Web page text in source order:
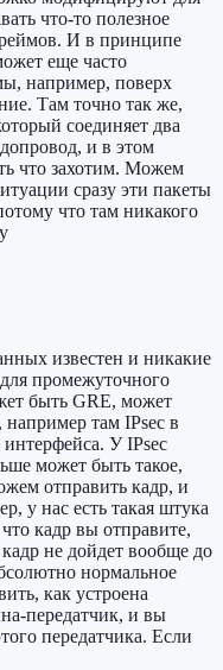
что-то полезное
И в принципе
еще часто
например, поверх
Там точно так же,
соединяет два
и в этом
что захотим. Можем
сразу эти пакеты
что там никакого
известен и никакие
промежуточного
быть GRE, может
там IPsec в
У IPsec
может быть такое,
отправить кадр, и
у нас есть такая штука
кадр вы отправите,
не дойдет вообще до
нормальное
как устроена
передатчик, и вы
передатчика. Если